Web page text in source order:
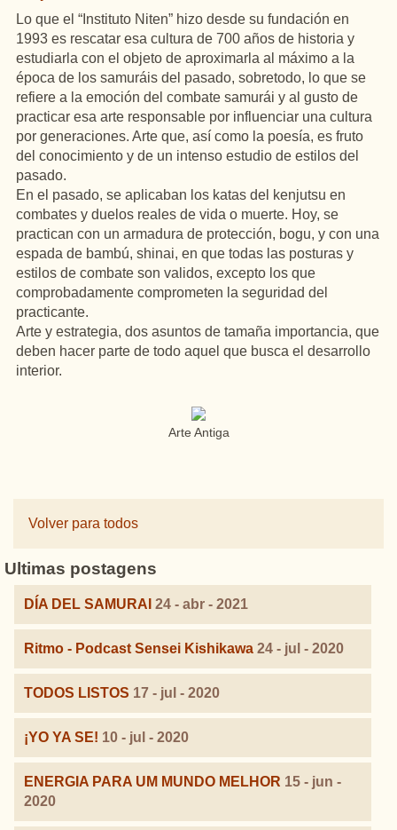
Lo que el “Instituto Niten” hizo desde su fundación en
1993 es rescatar esa cultura de 700 años de historia y
estudiarla con el objeto de aproximarla al máximo a la
época de los samuráis del pasado, sobretodo, lo que se
refiere a la emoción del combate samurái y al gusto de
practicar esa arte responsable por influenciar una cultura
por generaciones. Arte que, así como la poesía, es fruto
del conocimiento y de un intenso estudio de estilos del
pasado.
En el pasado, se aplicaban los katas del kenjutsu en
combates y duelos reales de vida o muerte. Hoy, se
practican con un armadura de protección, bogu, y con una
espada de bambú, shinai, en que todas las posturas y
estilos de combate son validos, excepto los que
comprobadamente comprometen la seguridad del
practicante.
Arte y estrategia, dos asuntos de tamaña importancia, que
deben hacer parte de todo aquel que busca el desarrollo
interior.
Arte Antiga
Volver para todos
Ultimas postagens
DÍA DEL SAMURAI 24 - abr - 2021
Ritmo - Podcast Sensei Kishikawa 24 - jul - 2020
TODOS LISTOS 17 - jul - 2020
¡YO YA SE! 10 - jul - 2020
ENERGIA PARA UM MUNDO MELHOR 15 - jun -
2020